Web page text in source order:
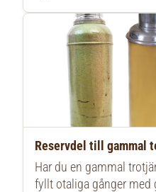
Reservdel till gammal
Har du en gammal
fyllt otaliga gånger med